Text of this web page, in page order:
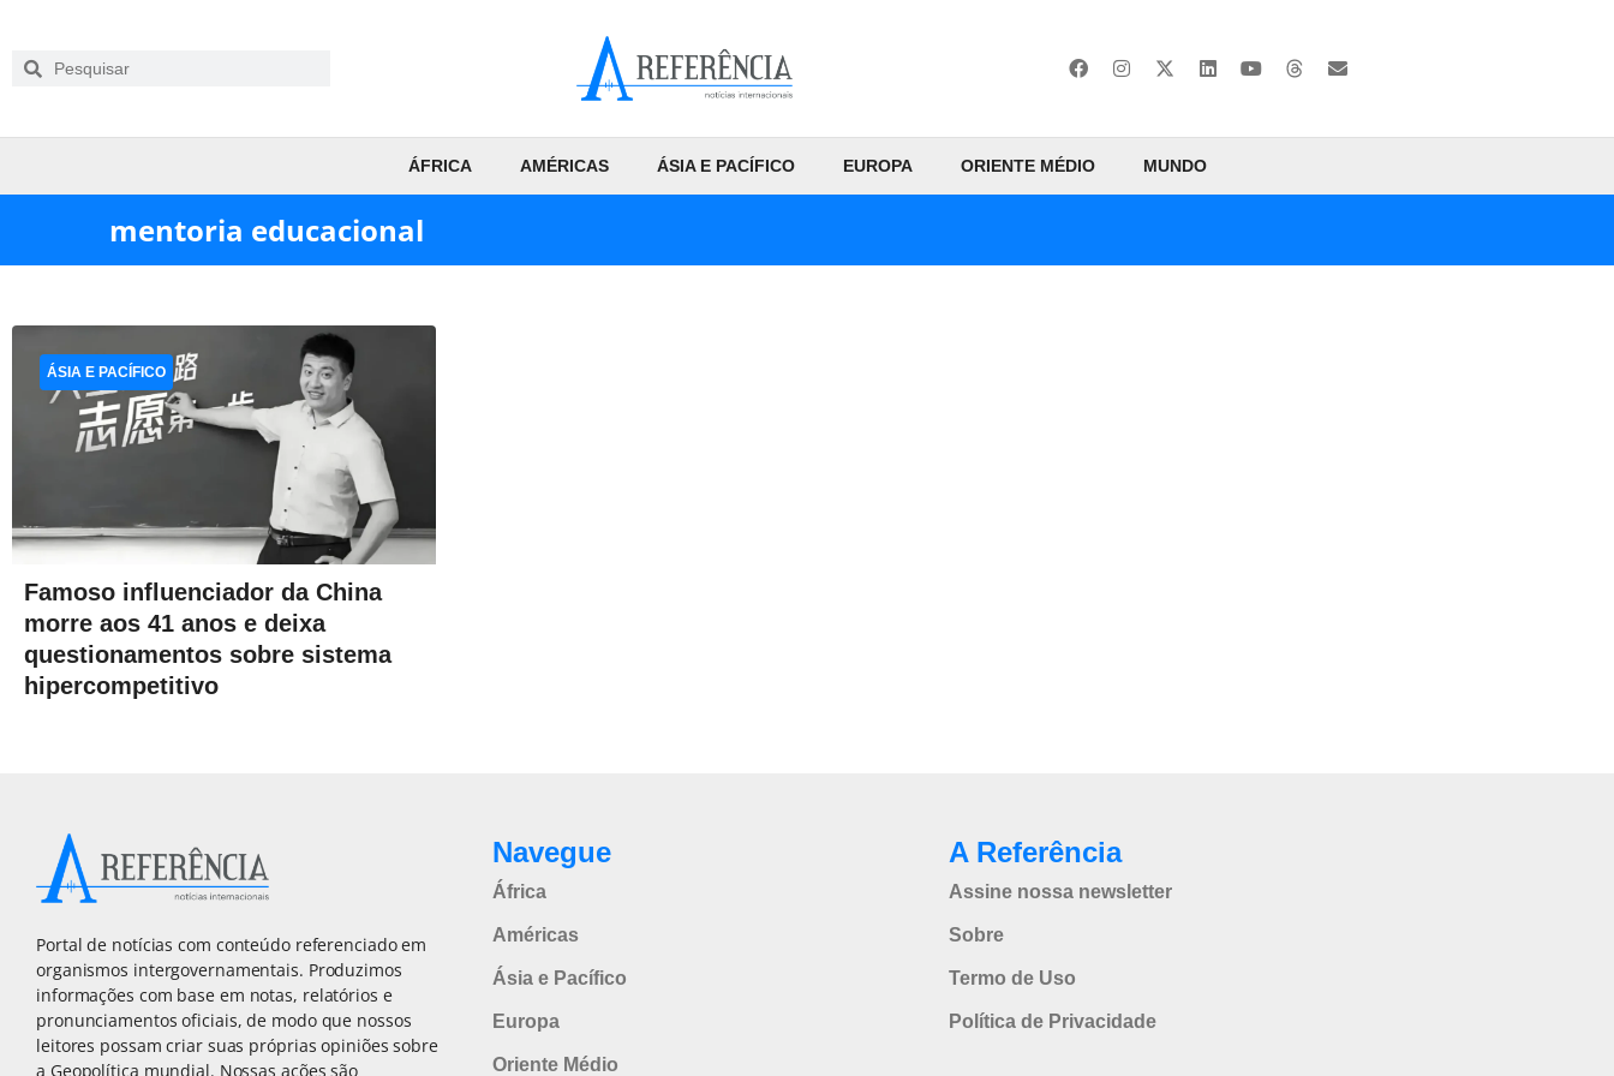
ÁFRICA AMÉRICAS ÁSIA E PACÍFICO EUROPA ORIENTE MÉDIO MUNDO
mentoria educacional
Famoso influenciador da China
morre aos 41 anos e deixa
questionamentos sobre sistema
hipercompetitivo
ÁSIA E PACÍFICO
Portal de notícias com conteúdo referenciado em
organismos intergovernamentais. Produzimos
informações com base em notas, relatórios e
pronunciamentos oficiais, de modo que nossos
leitores possam criar suas próprias opiniões sobre
a Geopolítica mundial. Nossas ações são
Navegue
África
Américas
Ásia e Pacífico
Europa
Oriente Médio
A Referência
Assine nossa newsletter
Sobre
Termo de Uso
Política de Privacidade